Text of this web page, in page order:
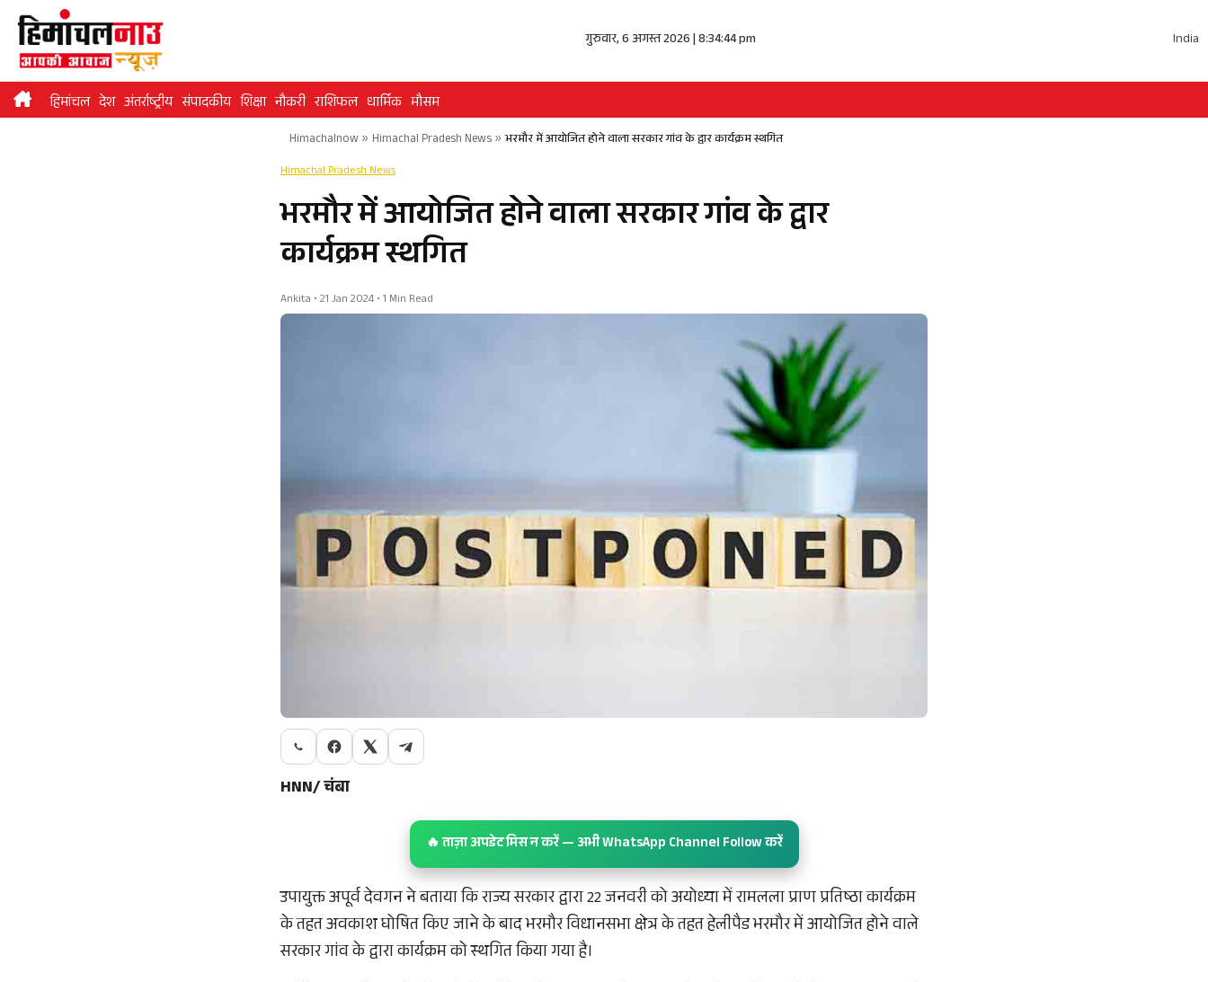
Skip
content
गुरुवार, 6 अगस्त 2026 | 8:34:44 pm India
हिमांचल देश अंतर्राष्ट्रीय संपादकीय शिक्षा नौकरी राशिफल धार्मिक मौसम
Himachalnow» Himachal Pradesh News» भरमौर में आयोजित होने वाला सरकार गांव के द्वार कार्यक्रम स्थगित
Himachal Pradesh News
भरमौर में आयोजित होने वाला सरकार गांव के द्वार
कार्यक्रम स्थगित
Ankita • 21 Jan 2024 • 1 Min Read
HNN/ चंबा
🔥 ताज़ा अपडेट मिस न करें — अभी WhatsApp Channel Follow करें
उपायुक्त अपूर्व देवगन ने बताया कि राज्य सरकार द्वारा 22 जनवरी को अयोध्या में रामलला प्राण प्रतिष्ठा कार्यक्रम
के तहत अवकाश घोषित किए जाने के बाद भरमौर विधानसभा क्षेत्र के तहत हेलीपैड भरमौर में आयोजित होने वाले
सरकार गांव के द्वारा कार्यक्रम को स्थगित किया गया है।